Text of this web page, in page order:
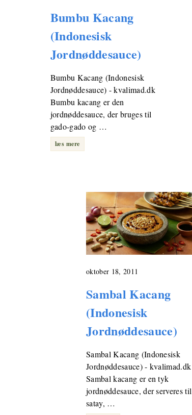
Bumbu Kacang
(Indonesisk
Jordnøddesauce)
Bumbu Kacang (Indonesisk
Jordnøddesauce) - kvalimad.dk
Bumbu kacang er den
jordnøddesauce, der bruges til
gado-gado og …
læs mere
oktober 18, 2011
Sambal Kacang
(Indonesisk
Jordnøddesauce)
Sambal Kacang (Indonesisk
Jordnøddesauce) - kvalimad.dk
Sambal kacang er en tyk
jordnøddesauce, der serveres til
satay, …